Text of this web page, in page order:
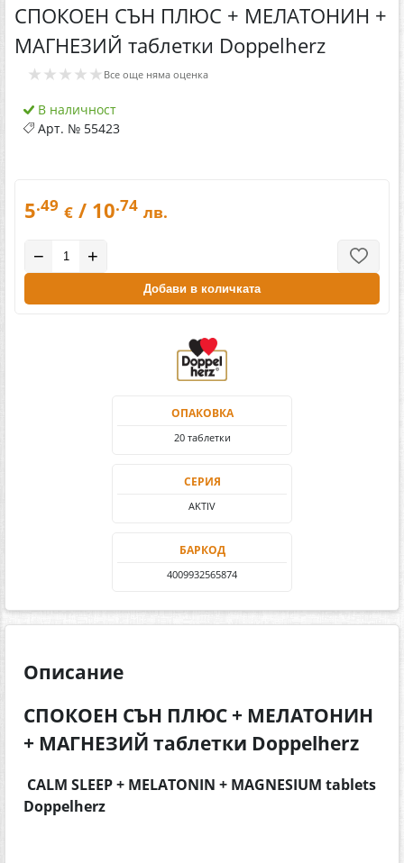
СПОКОЕН СЪН ПЛЮС + МЕЛАТОНИН +
МАГНЕЗИЙ таблетки Doppelherz
★★★★★ Все още няма оценка
В наличност
Арт. № 55423
5.49 € / 10.74 лв.
− +
Добави в количката
ОПАКОВКА
20 таблетки
СЕРИЯ
AKTIV
БАРКОД
4009932565874
Описание
СПОКОЕН СЪН ПЛЮС + МЕЛАТОНИН
+ МАГНЕЗИЙ таблетки Doppelherz
CALM SLEEP + MELATONIN + MAGNESIUM tablets
Doppelherz